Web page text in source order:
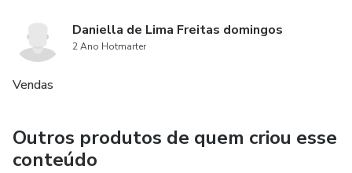
Daniella de Lima Freitas domingos
2 Ano Hotmarter
Vendas
Outros produtos de quem criou esse
conteúdo